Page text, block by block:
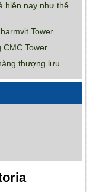
hiện nay như thế
Tower
CMC Tower
thượng lưu